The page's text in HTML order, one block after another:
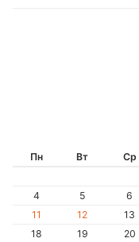
Пн Вт Ср
4
5 6
11
12 13
18
19 20